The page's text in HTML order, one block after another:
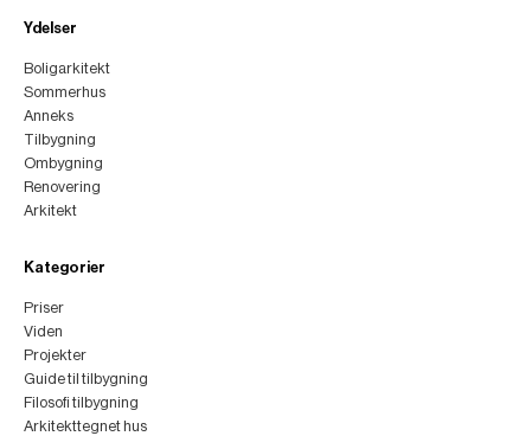
Ydelser
Boligarkitekt
Sommerhus
Anneks
Tilbygning
Ombygning
Renovering
Arkitekt
Kategorier
Priser
Viden
Projekter
Guide til tilbygning
Filosofi tilbygning
Arkitekttegnet hus